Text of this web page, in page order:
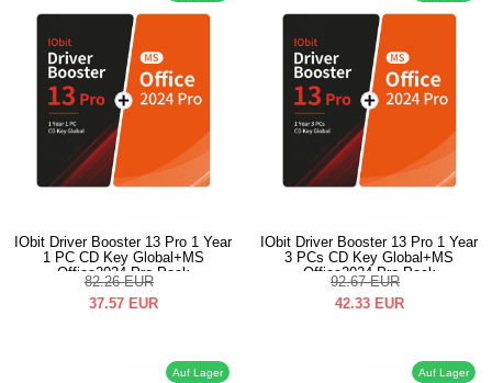
IObit Driver Booster 13 Pro 1 Year
1 PC CD Key Global+MS
Office2024 Pro Pack
82.26 EUR
37.57 EUR
IObit Driver Booster 13 Pro 1 Year
3 PCs CD Key Global+MS
Office2024 Pro Pack
92.67 EUR
42.33 EUR
Auf Lager Auf Lager